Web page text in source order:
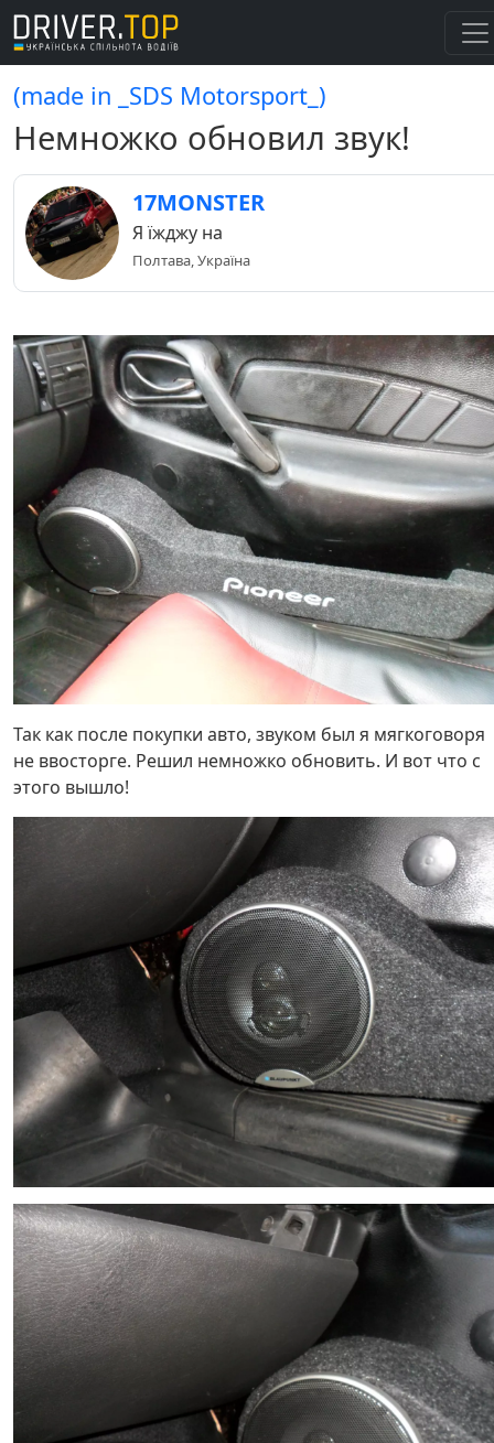
(made in _SDS Motorsport_)
Немножко обновил звук!
17MONSTER
Я їжджу на
Полтава, Україна
Так как после покупки авто, звуком был я мягкоговоря
не ввосторге. Решил немножко обновить. И вот что с
этого вышло!